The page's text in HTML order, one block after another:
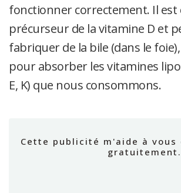
fonctionner correctement. Il est
précurseur de la vitamine D et
fabriquer de la bile (dans le
pour absorber les vitamines
E, K) que nous consommons.